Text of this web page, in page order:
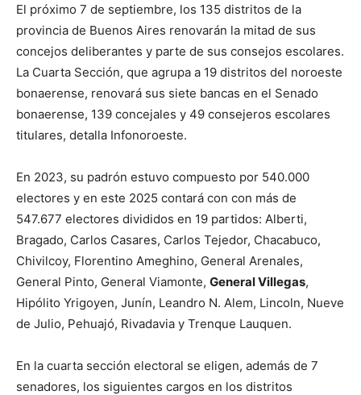
El próximo 7 de septiembre, los 135 distritos de la
provincia de Buenos Aires renovarán la mitad de sus
concejos deliberantes y parte de sus consejos escolares.
La Cuarta Sección, que agrupa a 19 distritos del noroeste
bonaerense, renovará sus siete bancas en el Senado
bonaerense, 139 concejales y 49 consejeros escolares
titulares, detalla Infonoroeste.
En 2023, su padrón estuvo compuesto por 540.000
electores y en este 2025 contará con con más de
547.677 electores divididos en 19 partidos: Alberti,
Bragado, Carlos Casares, Carlos Tejedor, Chacabuco,
Chivilcoy, Florentino Ameghino, General Arenales,
General Pinto, General Viamonte, General Villegas,
Hipólito Yrigoyen, Junín, Leandro N. Alem, Lincoln, Nueve
de Julio, Pehuajó, Rivadavia y Trenque Lauquen.
En la cuarta sección electoral se eligen, además de 7
senadores, los siguientes cargos en los distritos